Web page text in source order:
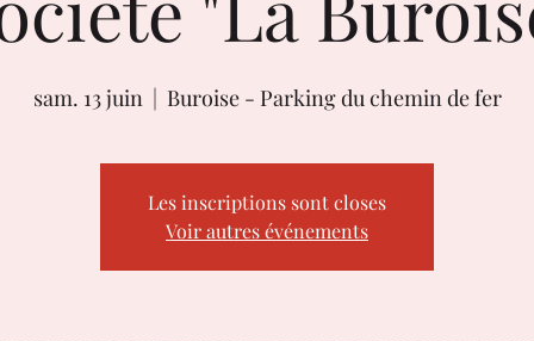
sam. 13 juin
  |
Buroise - Parking du chemin de fer
Les inscriptions sont closes
Voir autres événements